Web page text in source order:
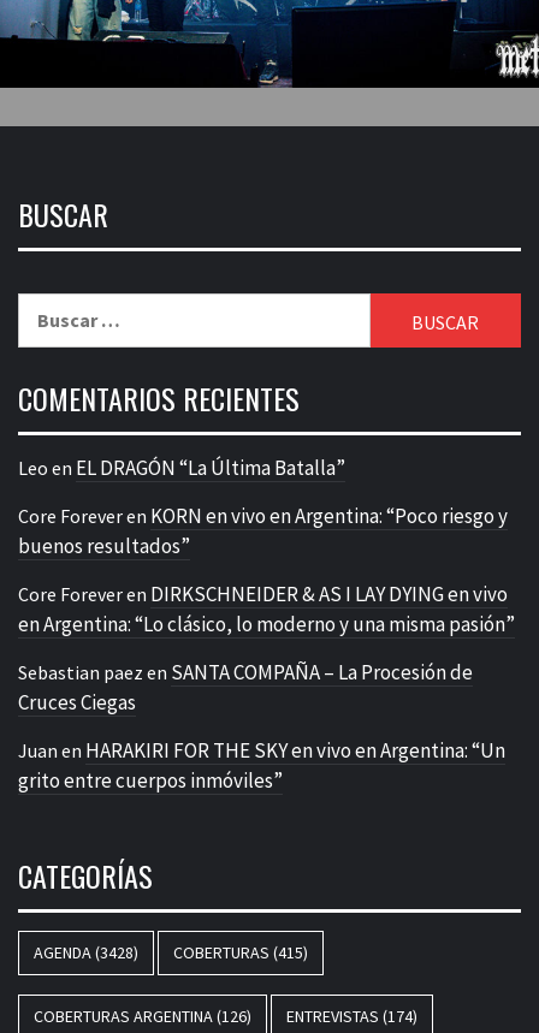
BUSCAR
COMENTARIOS RECIENTES
Leo en EL DRAGÓN “La Última Batalla”
Core Foreveren KORN en vivo en Argentina: “Poco riesgo y
buenos resultados”
Core Foreveren DIRKSCHNEIDER & AS I LAY DYING en vivo
en Argentina: “Lo clásico, lo moderno y una misma pasión”
Sebastian paez en SANTA COMPAÑA – La Procesión de
Cruces Ciegas
Juan en HARAKIRI FOR THE SKY en vivo en Argentina: “Un
grito entre cuerpos inmóviles”
CATEGORÍAS
AGENDA(3428) COBERTURAS (415)
COBERTURAS ARGENTINA(126) ENTREVISTAS (174)